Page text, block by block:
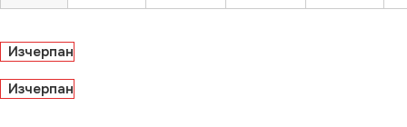
Изчерпан
Изчерпан